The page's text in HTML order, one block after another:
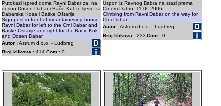
Putokazi ispred doma Ravni Dabar za: na
desno Došen Dabar i Bačić Kuk te lijevo za
Dabarska Kosa i Baške Oštarije.
Sign post in front of mountainerring house
Ravni Dabar for left to the Crni Dabar and
Baske Ostarije and right for the Bacic Kuk
and Dosen Dabar.
Autor :Astrum d.o.o. - Ludbreg
Broj klikova : 414 Com : 0
Uspon iz Ravnog Dabra na stazi prema
Crnom Dabru. 11.06.2006.
Climbing from Ravni Dabar on the way for
Crni Dabar.
Autor :Astrum d.o.o. - Ludbreg
Broj klikova : 233 Com : 0